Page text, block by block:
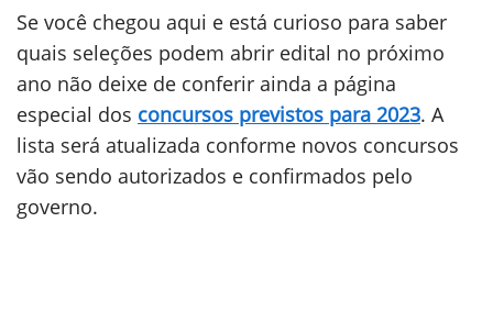
Se você chegou aqui e está curioso para saber
quais seleções podem abrir edital no próximo
ano não deixe de conferir ainda a página
especial dos concursos previstos para 2023. A
lista será atualizada conforme novos concursos
vão sendo autorizados e confirmados pelo
governo.